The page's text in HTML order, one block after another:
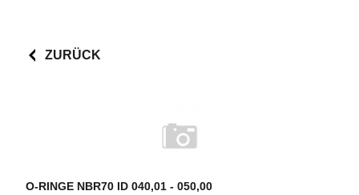
ZURÜCK
O-RINGE NBR70 ID 040,01 - 050,00